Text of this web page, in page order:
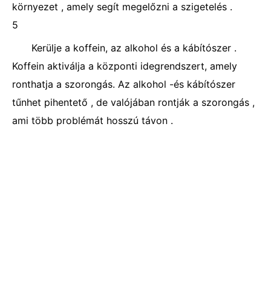
környezet , amely segít megelőzni a szigetelés .
5
Kerülje a koffein, az alkohol és a kábítószer .
Koffein aktiválja a központi idegrendszert, amely
ronthatja a szorongás. Az alkohol -és kábítószer
tűnhet pihentető , de valójában rontják a szorongás ,
ami több problémát hosszú távon .